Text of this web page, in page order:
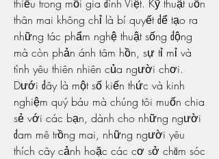
thiếu trong mỗi gia đình Việt. Kỹ thuật uốn
thân mai không chỉ là bí quyết để tạo ra
những tác phẩm nghệ thuật sống động
mà còn phản ánh tâm hồn, sự tỉ mỉ và
tình yêu thiên nhiên của người chơi.
Dưới đây là một số kiến thức và kinh
nghiệm quý báu mà chúng tôi muốn chia
sẻ với các bạn, dành cho những người
đam mê trồng mai, những người yêu
thích cây cảnh hoặc các cơ sở chăm sóc